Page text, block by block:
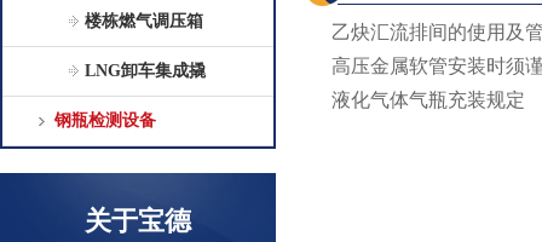
楼栋燃气调压箱
LNG卸车集成撬
钢瓶检测设备
关于宝德
乙炔汇流排间的使用及
高压金属软管安装时须
液化气体气瓶充装规定